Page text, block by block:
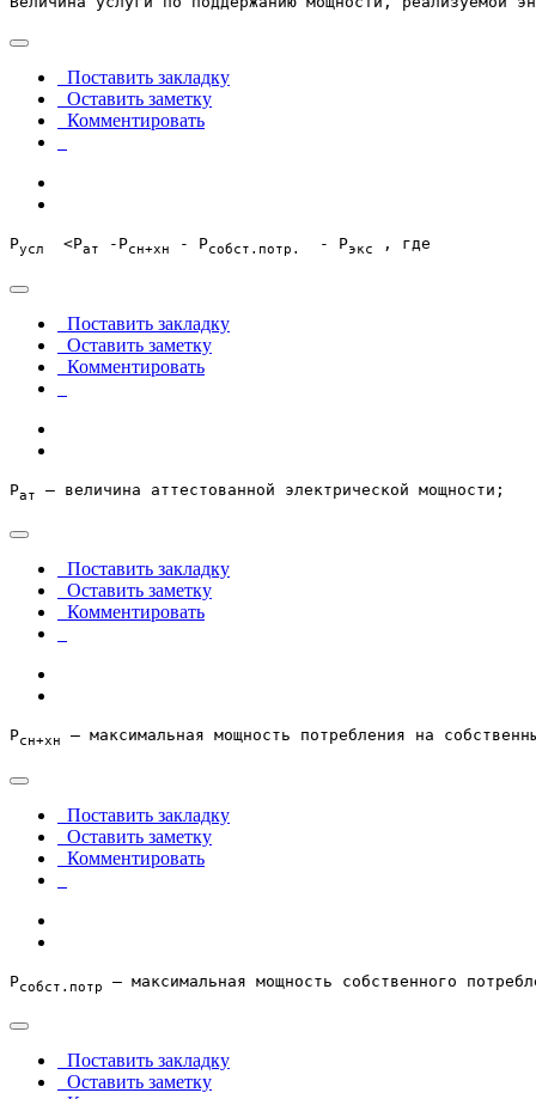
Поставить закладку
Оставить заметку
Комментировать
Русл
  <Р
ат -Рсн+хн - Рсобст.потр.
  - Р
экс , где
Поставить закладку
Оставить заметку
Комментировать
Рат – величина аттестованной электрической мощности;
Поставить закладку
Оставить заметку
Комментировать
Рсн+хн – максимальная мощность потребления на
Поставить закладку
Оставить заметку
Комментировать
Рсобст.потр – максимальная мощность собственного
Поставить закладку
Оставить заметку